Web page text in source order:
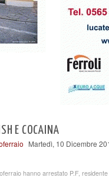
E COCAINA
Martedì, 10 Dicembre
hanno arrestato P.F,